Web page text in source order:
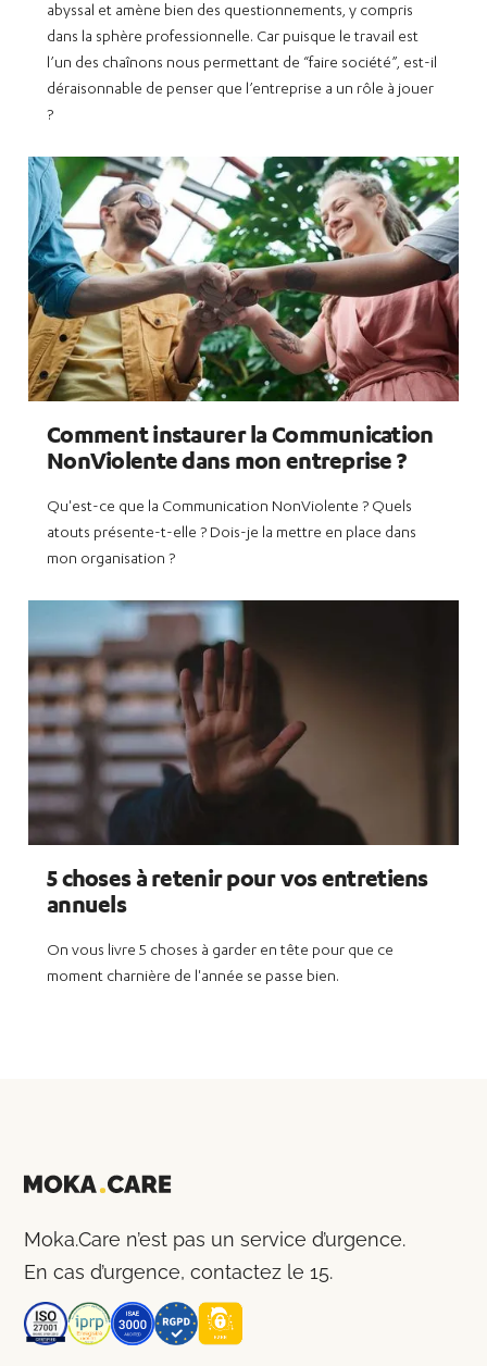
abyssal et amène bien des questionnements, y compris
dans la sphère professionnelle. Car puisque le travail est
l’un des chaînons nous permettant de “faire société”, est-il
déraisonnable de penser que l’entreprise a un rôle à jouer
?
Comment instaurer la Communication
NonViolente dans mon entreprise ?
Qu'est-ce que la Communication NonViolente ? Quels
atouts présente-t-elle ? Dois-je la mettre en place dans
mon organisation ?
5 choses à retenir pour vos entretiens
annuels
On vous livre 5 choses à garder en tête pour que ce
moment charnière de l'année se passe bien.
Moka.Care n’est pas un service d’urgence.
En cas d’urgence, contactez le 15.